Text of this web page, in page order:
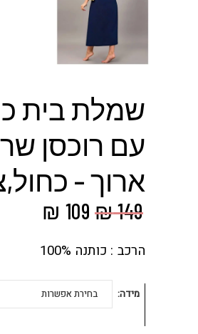
שמלת בית
עם רוכסן
ארוך –
₪149
המחיר
היה:
₪ 149.
₪ 109
הוא:
₪ 109.
הרכב : כותנה 100%
מידה בחירת אפשרות